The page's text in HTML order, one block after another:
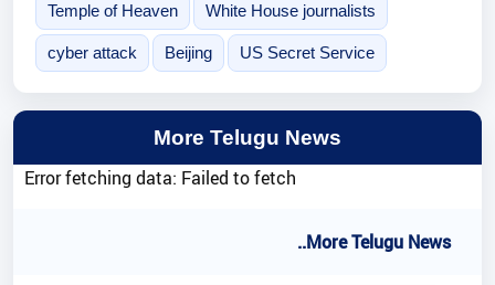
Temple of Heaven White House journalists
cyber attack Beijing US Secret Service
More Telugu News
Error fetching data: Failed to fetch
..More Telugu News